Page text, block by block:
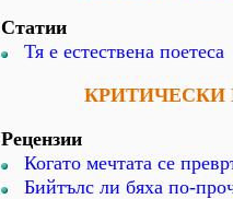
Статии
Тя е естествена поетеса
КРИТИЧЕСКИ
Рецензии
Когато мечтата се
Бийтълс ли бяха по-